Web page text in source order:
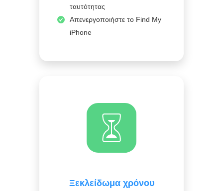
ταυτότητας
Απενεργοποιήστε το Find My
iPhone
Ξεκλείδωμα χρόνου